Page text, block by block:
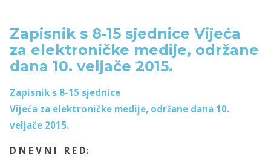
Zapisnik s 8-15 sjednice Vijeća
za elektroničke medije, održane
dana 10. veljače 2015.
Zapisnik s 8-15 sjednice
Vijeća za elektroničke medije, održane dana 10.
veljače 2015.
D N E V N I R E D: